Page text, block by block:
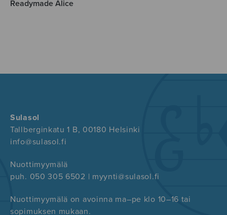
Readymade Alice
Sulasol
Tallberginkatu 1 B, 00180 Helsinki
info@sulasol.fi
Nuottimyymälä
puh. 050 305 6502 | myynti@sulasol.fi
Nuottimyymälä on avoinna ma–pe klo 10–16 tai
sopimuksen mukaan.